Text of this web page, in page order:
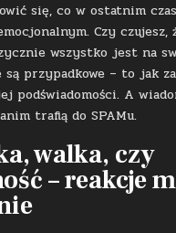
się, co w ostatnim
Czy czujesz,
wszystko jest na
są przypadkowe – to jak
podświadomości. A
trafią do SPAMu.
walka, czy
– reakcje